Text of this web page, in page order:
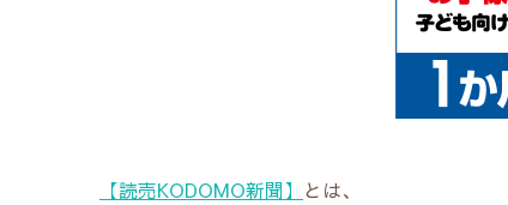
【読売KODOMO新聞】 とは、